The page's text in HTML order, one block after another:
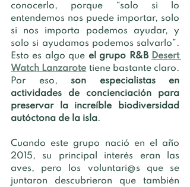
conocerlo, porque “solo si lo
entendemos nos puede importar, solo
si nos importa podemos ayudar, y
solo si ayudamos podemos salvarlo”.
Esto es algo que el grupo R&B Desert
Watch Lanzarote tiene bastante claro.
Por eso, son especialistas en
actividades de concienciación para
preservar la increíble biodiversidad
autóctona de la isla.
Cuando este grupo nació en el año
2015, su principal interés eran las
aves, pero los voluntari@s que se